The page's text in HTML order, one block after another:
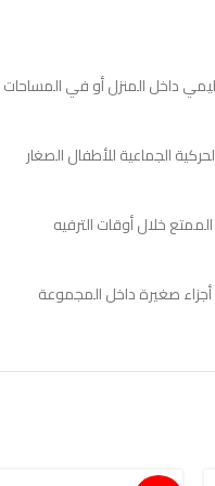
الجماعية للأطفال الصغار
خلال أوقات الترفيه